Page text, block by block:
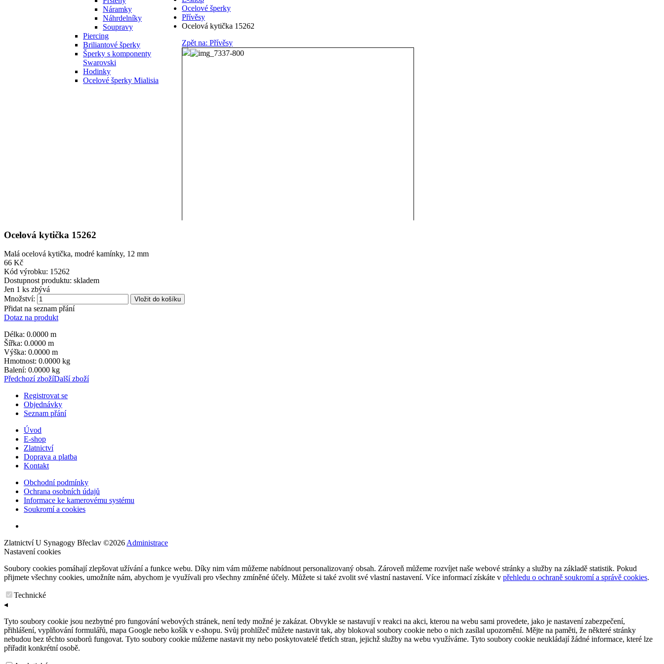
Náramky
Náhrdelníky
Soupravy
Piercing
Briliantové šperky
Šperky s komponenty
Swarovski
Hodinky
Ocelové šperky Mialisia
Ocelové šperky
Přívěsy
Ocelová kytička 15262
Zpět na: Přívěsy
Ocelová kytička 15262
Malá ocelová kytička, modré kamínky, 12 mm
66 Kč
Kód výrobku: 15262
Dostupnost produktu: skladem
Jen 1 ks zbývá
Množství:
Vložit do košíku
Přidat na seznam přání
Dotaz na produkt
Délka: 0.0000 m
Šířka: 0.0000 m
Výška: 0.0000 m
Hmotnost: 0.0000 kg
Balení: 0.0000 kg
Předchozí zbožíDalší zboží
Registrovat se
Objednávky
Seznam přání
Úvod
E-shop
Zlatnictví
Doprava a platba
Kontakt
Obchodní podmínky
Ochrana osobních údajů
Informace ke kamerovému systému
Soukromí a cookies
Zlatnictví U Synagogy Břeclav ©2026Administrace
Nastavení cookies
Soubory cookies pomáhají zlepšovat užívání a funkce webu. Díky nim vám můžeme nabídnout personalizovaný obsah. Zároveň můžeme rozvíjet naše webové stránky a služby na základě statistik. Pokud
přijmete všechny cookies, umožníte nám, abychom je využívali pro všechny zmíněné účely. Můžete si také zvolit své vlastní nastavení. Více informací získáte v přehledu o ochraně soukromí a správě cookies.
Technické
◂
Tyto soubory cookie jsou nezbytné pro fungování webových stránek, není tedy možné je zakázat. Obvykle se nastavují v reakci na akci, kterou na webu sami provedete, jako je nastavení zabezpečení,
přihlášení, vyplňování formulářů, mapa Google nebo košík v e-shopu. Svůj prohlížeč můžete nastavit tak, aby blokoval soubory cookie nebo o nich zasílal upozornění. Mějte na paměti, že některé stránky
nebudou bez těchto souborů fungovat. Tyto soubory cookie můžeme nastavit my nebo poskytovatelé třetích stran, jejichž služby na webu využíváme. Tyto soubory cookie neukládají žádné informace, které lze
přiřadit konkrétní osobě.